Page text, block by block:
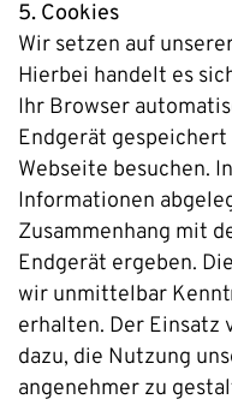
5. Cookies
Wir setzen auf
Hierbei handelt es
Ihr Browser
Endgerät
Webseite besuchen.
Informationen
Zusammenhang mit
Endgerät ergeben.
wir unmittelbar
erhalten. Der Einsatz
dazu, die Nutzung
angenehmer zu